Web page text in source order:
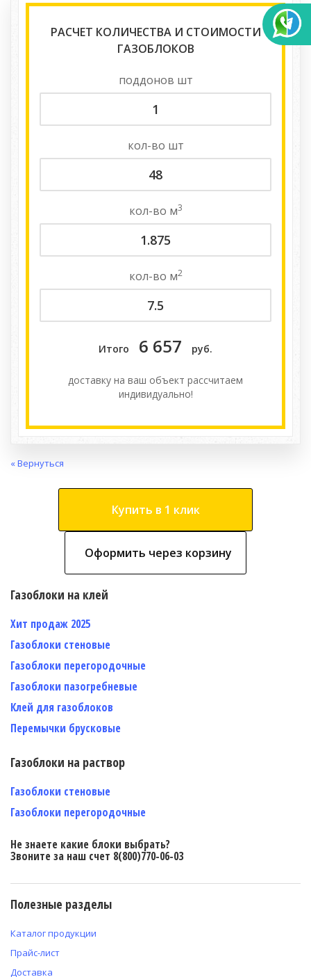
РАСЧЕТ КОЛИЧЕСТВА И СТОИМОСТИ
ГАЗОБЛОКОВ
поддонов шт
кол-во шт
кол-во м3
кол-во м2
Итого 6 657 руб.
доставку на ваш объект расcчитаем
индивидуально!
« Вернуться
Купить в 1 клик
Оформить через корзину
Газоблоки на клей
Хит продаж 2025
Газоблоки стеновые
Газоблоки перегородочные
Газоблоки пазогребневые
Клей для газоблоков
Перемычки брусковые
Газоблоки на раствор
Газоблоки стеновые
Газоблоки перегородочные
Не знаете какие блоки выбрать?
Звоните за наш счет 8(800)770-06-03
Полезные разделы
Каталог продукции
Прайс-лист
Доставка